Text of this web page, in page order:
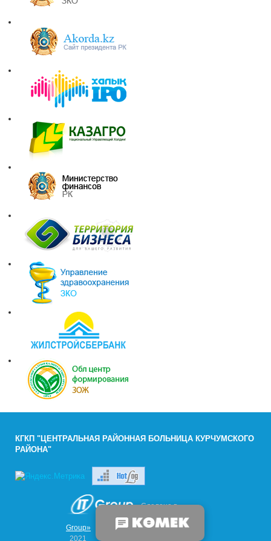
КГКП "ЦЕНТРАЛЬНАЯ РАЙОННАЯ БОЛЬНИЦА КУРЧУМСКОГО
РАЙОНА"
- Сделано в
Компании «IT
Group»
2021